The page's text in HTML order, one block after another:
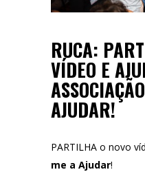
RUCA:
VÍDEO E
AJUDAR!
PARTILHA o novo
me a Ajudar!